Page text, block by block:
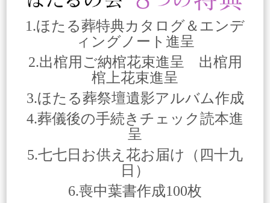
1.ほたる葬特典カタログ＆エンデ
ィングノート進呈
2.出棺用ご納棺花束進呈 出棺用
棺上花束進呈
3.ほたる葬祭壇遺影アルバム作成
4.葬儀後の手続きチェック読本進
呈
5.七七日お供え花お届け（四十九
日）
6.喪中葉書作成100枚